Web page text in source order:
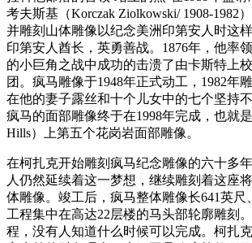
考夫斯基（Korczak Ziolkowski/ 1908-1982
并雕刻山体雕像以纪念美洲印第安人时这
印第安人酋长，英勇善战。1876年，他率
的小巨角之战中成功的击溃了由卡斯特上
团。疯马雕像于1948年正式动工，1982年
在他的妻子露丝和十个儿女中的七个坚持
疯马的面部雕像终于在1998年完成，也就
Hills）上第五个花岗岩面部雕像。
在柯扎克开始雕刻疯马纪念雕像的六十多
人仍然延续着这一梦想，继续雕刻着这座
体雕像。竣工后，疯马整体雕像长641英尺
工程集中在高达22层楼的马头部轮廓雕刻
程，没有人知道什么时候可以完成。柯扎